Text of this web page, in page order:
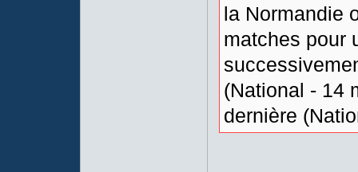
la Normandie
matches pour
(National - 14
dernière